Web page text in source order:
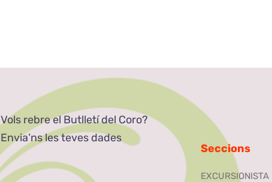
Vols rebre el Butlletí del Coro?
Envia’ns les teves dades
Seccions
EXCURSIONISTA